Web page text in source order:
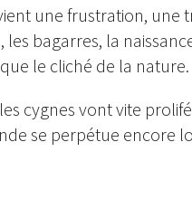
une frustration, une
les bagarres, la
le cliché de la nature.
cygnes vont vite
se perpétue encore